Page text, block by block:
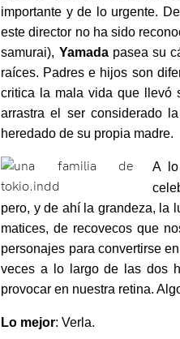
importante y de lo urgente.
este director no ha sido
samurai), Yamadapasea su
raíces. Padres e hijos son
critica la mala vida que llevó
arrastra el ser considerado
heredado de su propia madre.
Alo
pero, y de ahí la grandeza, la
matices, de recovecos que
personajes para convertirse
veces a lo largo de las dos
provocar en nuestra retina.
Lo mejor: Verla.